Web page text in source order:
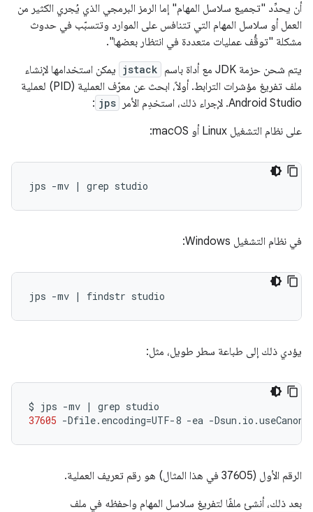
أن يحدِّد "تجميع سلاسل المهام" إما الرمز البرمجي الذي يُجري الكثير من
العمل أو سلاسل المهام التي تتنافس على الموارد وتتسبّب في حدوث
مشكلة "توقُّف عمليات متعددة في انتظار بعضها".
يتم شحن حزمة JDK مع أداة باسم
jstack يمكن استخدامها لإنشاء
ملف تفريغ مؤشرات الترابط. أولاً، ابحث عن معرّف العملية (PID) لعملية
Android Studio. لإجراء ذلك، استخدِم الأمر
jps
:
على نظام التشغيل Linux أو macOS:
في نظام التشغيل Windows:
يؤدي ذلك إلى طباعة سطر طويل، مثل:
$ jps -mv | grep
37605 -Dfile.encoding=UTF-8 -ea -
الرقم الأول (37605 في هذا المثال) هو رقم تعريف العملية.
بعد ذلك، أنشئ ملفًا لتفريغ سلاسل المهام واحفظه في ملف